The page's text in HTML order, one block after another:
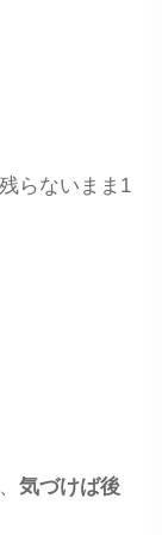
らないまま1
気づけば後